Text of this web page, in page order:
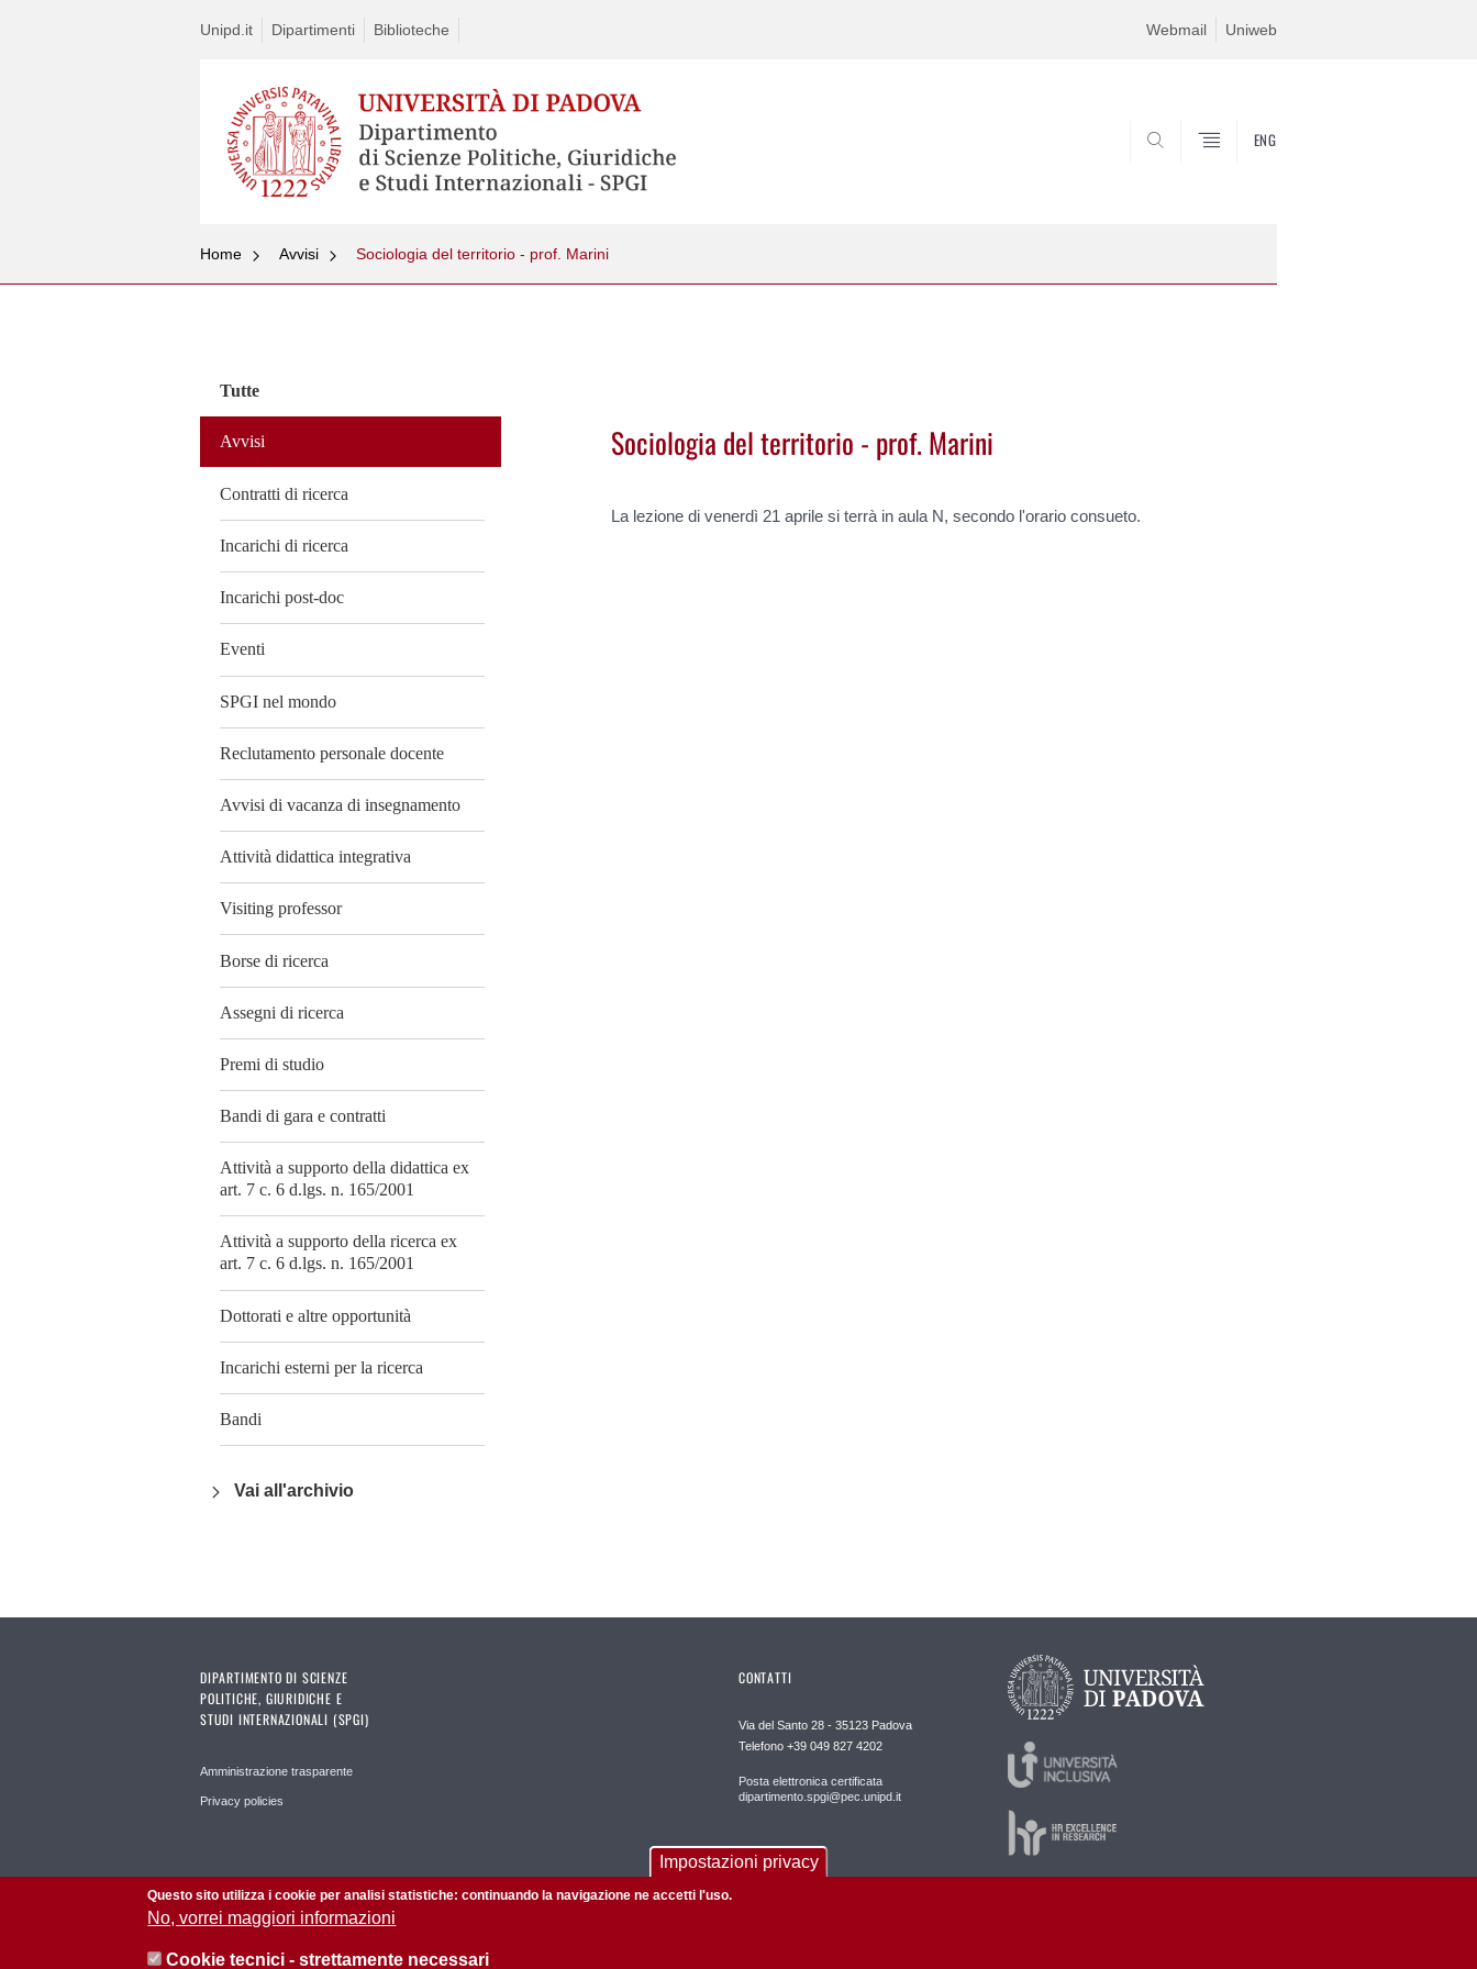
Unipd.it Dipartimenti Biblioteche Webmail Uniweb
ENG
Home Avvisi Sociologia del territorio - prof. Marini
Tutte
Avvisi
Contratti di ricerca
Incarichi di ricerca
Incarichi post-doc
Eventi
SPGI nel mondo
Reclutamento personale docente
Avvisi di vacanza di insegnamento
Attività didattica integrativa
Visiting professor
Borse di ricerca
Assegni di ricerca
Premi di studio
Bandi di gara e contratti
Attività a supporto della didattica ex
art. 7 c. 6 d.lgs. n. 165/2001
Attività a supporto della ricerca ex
art. 7 c. 6 d.lgs. n. 165/2001
Dottorati e altre opportunità
Incarichi esterni per la ricerca
Bandi
Vai all'archivio
Sociologia del territorio - prof. Marini
La lezione di venerdì 21 aprile si terrà in aula N, secondo l'orario consueto.
DIPARTIMENTO DI SCIENZE
POLITICHE, GIURIDICHE E
STUDI INTERNAZIONALI (SPGI)
Amministrazione trasparente
Privacy policies
CONTATTI
Via del Santo 28 - 35123 Padova
Telefono +39 049 827 4202
Posta elettronica certificata
dipartimento.spgi@pec.unipd.it
Impostazioni privacy
Questo sito utilizza i cookie per analisi statistiche: continuando la navigazione ne accetti l'uso.
No, vorrei maggiori informazioni
Cookie tecnici - strettamente necessari